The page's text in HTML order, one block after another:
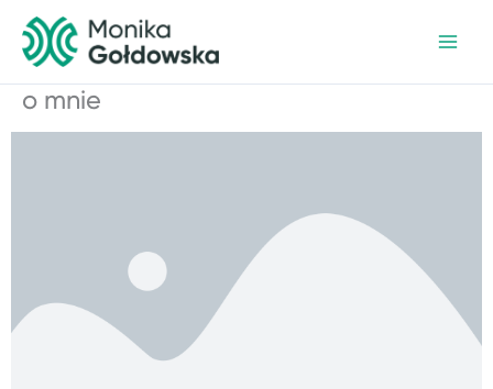
Przejdź
treści
o mnie